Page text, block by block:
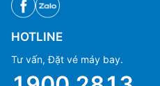
HOTLINE
Tư vấn, Đặt vé máy bay.